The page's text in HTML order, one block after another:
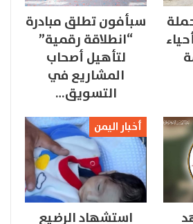
سبأفون تطلق مبادرة
“انطلاقة رقمية”
لتأهيل أصحاب
المشاريع في
التسويق…
أخبار اليمن
استشهاد الرضيع